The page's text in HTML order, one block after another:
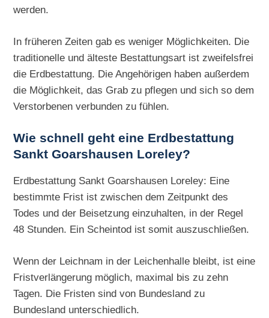
werden.
In früheren Zeiten gab es weniger Möglichkeiten. Die
traditionelle und älteste Bestattungsart ist zweifelsfrei
die Erdbestattung. Die Angehörigen haben außerdem
die Möglichkeit, das Grab zu pflegen und sich so dem
Verstorbenen verbunden zu fühlen.
Wie schnell geht eine Erdbestattung
Sankt Goarshausen Loreley?
Erdbestattung Sankt Goarshausen Loreley: Eine
bestimmte Frist ist zwischen dem Zeitpunkt des
Todes und der Beisetzung einzuhalten, in der Regel
48 Stunden. Ein Scheintod ist somit auszuschließen.
Wenn der Leichnam in der Leichenhalle bleibt, ist eine
Fristverlängerung möglich, maximal bis zu zehn
Tagen. Die Fristen sind von Bundesland zu
Bundesland unterschiedlich.